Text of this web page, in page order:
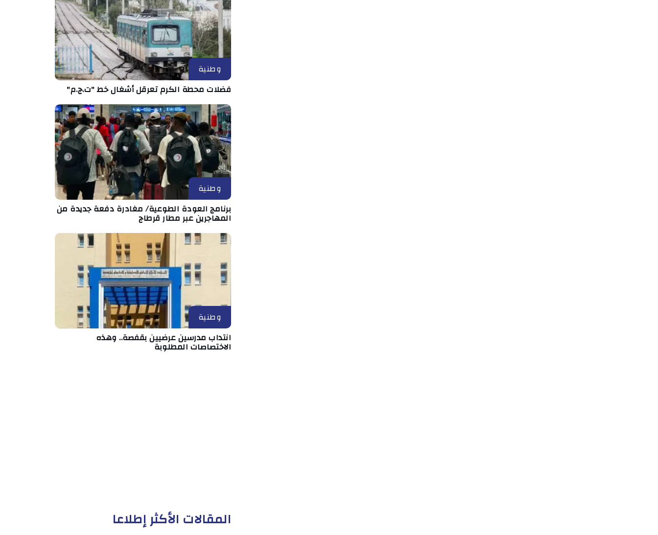
وطنية
فضلات محطة الكرم تعرقل أشغال خط "ت.ج.م"
وطنية
برنامج العودة الطوعية/ مغادرة دفعة جديدة من
المهاجرين عبر مطار قرطاج
وطنية
انتداب مدرسين عرضيين بقفصة.. وهذه
الاختصاصات المطلوبة
المقالات الأكثر إطلاعا